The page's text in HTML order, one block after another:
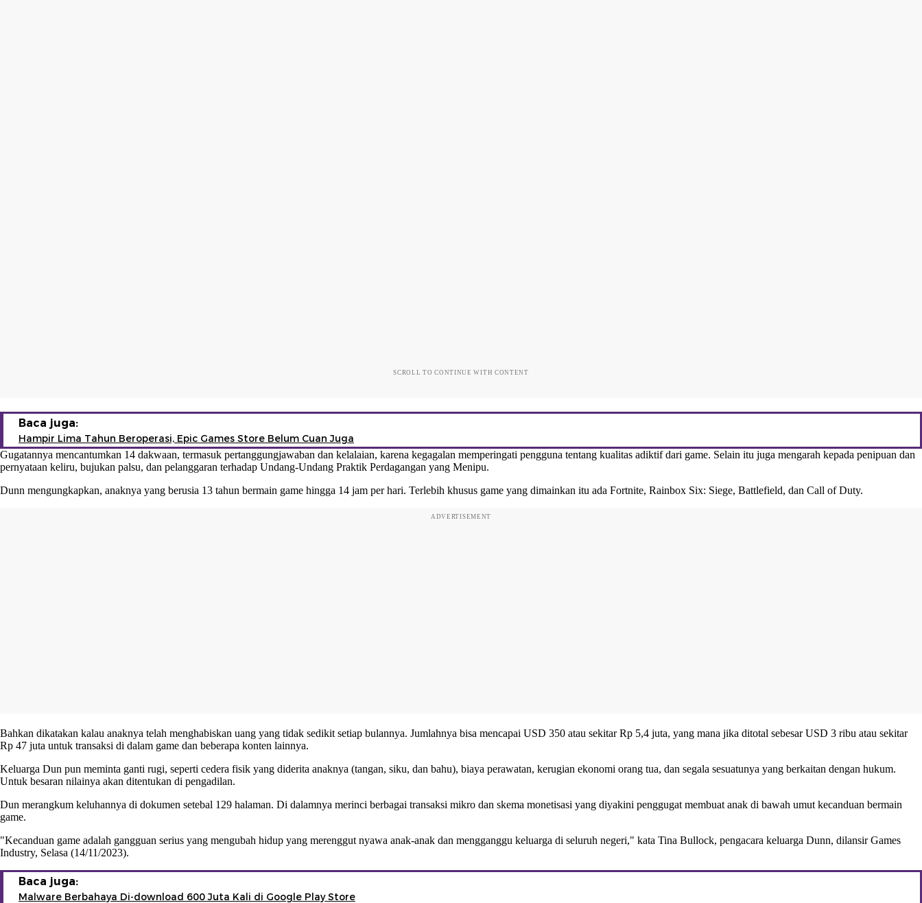
SCROLL TO CONTINUE WITH CONTENT
Baca juga:
Hampir Lima Tahun Beroperasi, Epic Games Store Belum Cuan Juga
Gugatannya mencantumkan 14 dakwaan, termasuk pertanggungjawaban dan kelalaian, karena kegagalan memperingati pengguna tentang kualitas adiktif dari game. Selain itu juga mengarah kepada penipuan dan
pernyataan keliru, bujukan palsu, dan pelanggaran terhadap Undang-Undang Praktik Perdagangan yang Menipu.
Dunn mengungkapkan, anaknya yang berusia 13 tahun bermain game hingga 14 jam per hari. Terlebih khusus game yang dimainkan itu ada Fortnite, Rainbox Six: Siege, Battlefield, dan Call of Duty.
ADVERTISEMENT
Bahkan dikatakan kalau anaknya telah menghabiskan uang yang tidak sedikit setiap bulannya. Jumlahnya bisa mencapai USD 350 atau sekitar Rp 5,4 juta, yang mana jika ditotal sebesar USD 3 ribu atau sekitar
Rp 47 juta untuk transaksi di dalam game dan beberapa konten lainnya.
Keluarga Dun pun meminta ganti rugi, seperti cedera fisik yang diderita anaknya (tangan, siku, dan bahu), biaya perawatan, kerugian ekonomi orang tua, dan segala sesuatunya yang berkaitan dengan hukum.
Untuk besaran nilainya akan ditentukan di pengadilan.
Dun merangkum keluhannya di dokumen setebal 129 halaman. Di dalamnya merinci berbagai transaksi mikro dan skema monetisasi yang diyakini penggugat membuat anak di bawah umut kecanduan bermain
game.
"Kecanduan game adalah gangguan serius yang mengubah hidup yang merenggut nyawa anak-anak dan mengganggu keluarga di seluruh negeri," kata Tina Bullock, pengacara keluarga Dunn, dilansir Games
Industry, Selasa (14/11/2023).
Baca juga:
Malware Berbahaya Di-download 600 Juta Kali di Google Play Store